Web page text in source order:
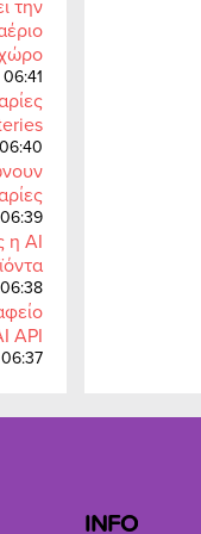
την
η AI
API
INFO